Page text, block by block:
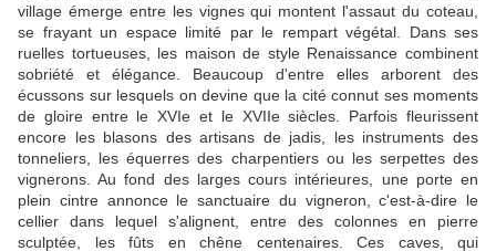
village émerge entre les vignes qui montent l'assaut du coteau,
se frayant un espace limité par le rempart végétal. Dans ses
ruelles tortueuses, les maison de style Renaissance combinent
sobriété et élégance. Beaucoup d'entre elles arborent des
écussons sur lesquels on devine que la cité connut ses moments
de gloire entre le XVIe et le XVIIe siècles. Parfois fleurissent
encore les blasons des artisans de jadis, les instruments des
tonneliers, les équerres des charpentiers ou les serpettes des
vignerons. Au fond des larges cours intérieures, une porte en
plein cintre annonce le sanctuaire du vigneron, c'est-à-dire le
cellier dans lequel s'alignent, entre des colonnes en pierre
sculptée, les fûts en chêne centenaires. Ces caves, qui